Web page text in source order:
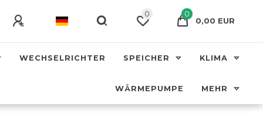
0
0
0,00 EUR
WECHSELRICHTER SPEICHER KLIMA
WÄRMEPUMPE MEHR